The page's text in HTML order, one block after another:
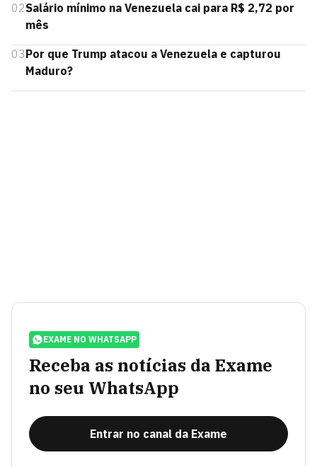
02Salário mínimo na Venezuela cai para R$ 2,72 por
mês
03Por que Trump atacou a Venezuela e capturou
Maduro?
EXAME NO WHATSAPP
Receba as notícias da Exame
no seu WhatsApp
Entrar no canal da Exame